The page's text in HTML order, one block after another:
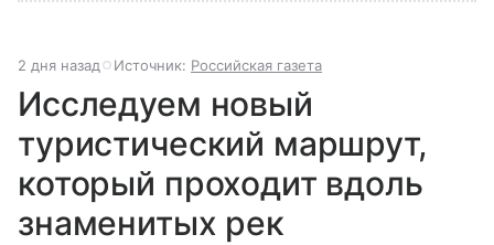
2 дня назад Источник: Российская газета
Исследуем новый
туристический маршрут,
который проходит вдоль
знаменитых рек